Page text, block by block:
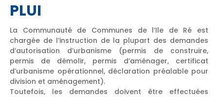
PLUI
La Communauté de Communes de l’Ile de Ré est
chargée de l’instruction de la plupart des demandes
d’autorisation d’urbanisme (permis de construire,
permis de démolir, permis d’aménager, certificat
d’urbanisme opérationnel, déclaration préalable pour
division et aménagement).
Toutefois, les demandes doivent être effectuées